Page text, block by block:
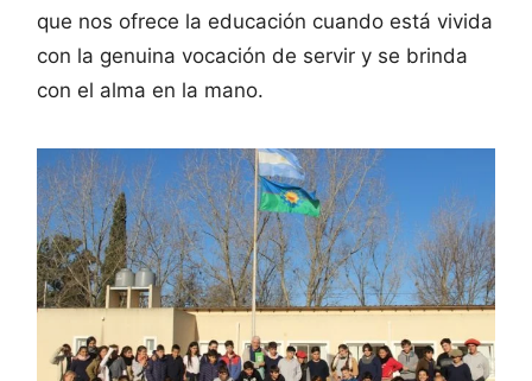
que nos ofrece la educación cuando está vivida
con la genuina vocación de servir y se brinda
con el alma en la mano.